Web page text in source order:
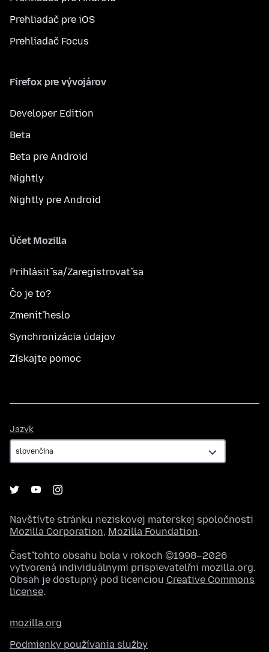
Prehliadač pre iOS
Prehliadač Focus
Firefox pre vývojárov
Developer Edition
Beta
Beta pre Android
Nightly
Nightly pre Android
Účet Mozilla
Prihlásiť sa/Zaregistrovať sa
Čo je to?
Zmeniť heslo
Synchronizácia údajov
Získajte pomoc
Jazyk
Navštívte stránku neziskovej materskej spoločnosti
Mozilla Corporation, Mozilla Foundation.
Časť tohto obsahu bola v rokoch ©1998–2026
vytvorená individuálnymi prispievateľmi mozilla.org.
Obsah je dostupný pod licenciou Creative Commons
license.
mozilla.org
Podmienky používania služby